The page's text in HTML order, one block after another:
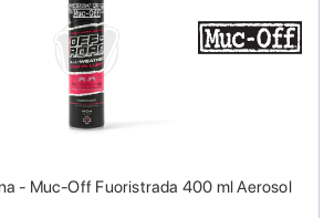
- Muc-Off Fuoristrada 400 ml Aerosol